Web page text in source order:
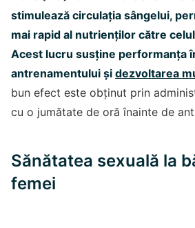
stimulează circulația sângelui,
mai rapid al nutrienților către
Acest lucru susține performanța
antrenamentului și dezvoltarea
bun efect este obținut prin
cu o jumătate de oră înainte de
Sănătatea sexuală la
femei